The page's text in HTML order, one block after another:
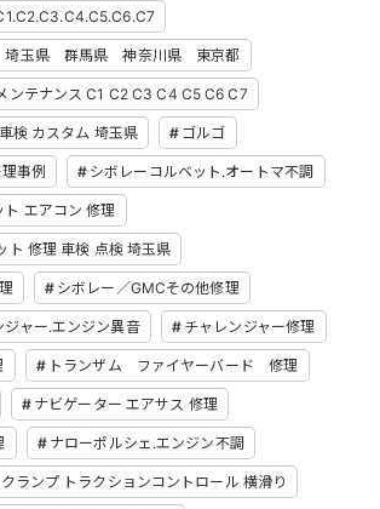
埼玉県 群馬県 神奈川県 東京都
ンテナンス C1 C2 C3 C4 C5 C6 C7
検 カスタム 埼玉県 ゴルゴ
事例 シボレーコルベット.オートマ不調
ト エアコン 修理
ト 修理 車検 点検 埼玉県
シボレー／GMCその他修理
ャー.エンジン異音 チャレンジャー修理
トランザム ファイヤーバード 修理
ナビゲーター エアサス 修理
ナローポルシェ.エンジン不調
ランプ トラクションコントロール 横滑り